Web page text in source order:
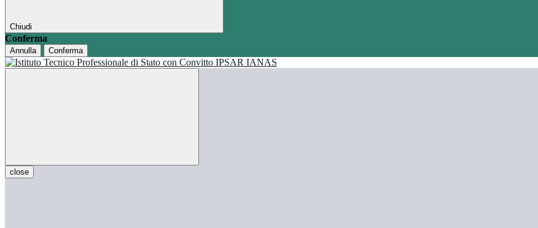
Chiudi
Conferma
Annulla Conferma
close